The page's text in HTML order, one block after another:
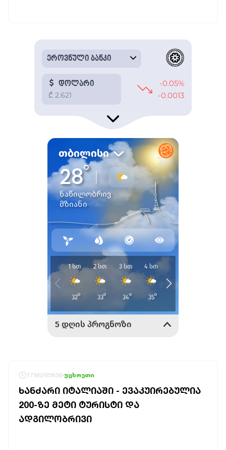
1786265836 უცხოეთი
ᲮᲐᲜᲫᲐᲠᲘ ᲘᲢᲐᲚᲘᲐᲨᲘ - ᲔᲕᲐᲙᲣᲘᲠᲔᲑᲣᲚᲘᲐ
200-ᲖᲔ ᲛᲔᲢᲘ ᲢᲣᲠᲘᲡᲢᲘ ᲓᲐ
ᲐᲓᲒᲘᲚᲝᲑᲠᲘᲕᲘ